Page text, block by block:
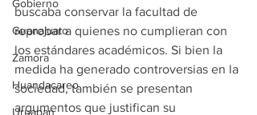
Gobierno
Guanajuato
Zamora
Huandacareo
Uruapan
buscaba conservar la facultad de
reprobar a quienes no cumplieran con
los estándares académicos. Si bien la
medida ha generado controversias en la
sociedad, también se presentan
argumentos que justifican su